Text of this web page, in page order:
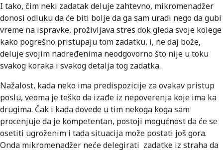
I tako, čim neki zadatak deluje zahtevno, mikromenadžer
donosi odluku da će biti bolje da ga sam uradi nego da gubi
vreme na ispravke, proživljava stres dok gleda svoje kolege
kako pogrešno pristupaju tom zadatku, i, ne daj bože,
deluje svojim nadređenima neodgovorno što nije u toku
svakog koraka i svakog detalja tog zadatka.
Nažalost, kada neko ima predispozicije za ovakav pristup
poslu, veoma je teško da izađe iz nepoverenja koje ima ka
drugima. Čak i kada dovede u tim nekoga koga sam
procenjuje da je kompetentan, postoji mogućnost da će se
osetiti ugroženim i tada situacija može postati još gora.
Onda mikromenadžer neće delegirati zadatke iz straha da